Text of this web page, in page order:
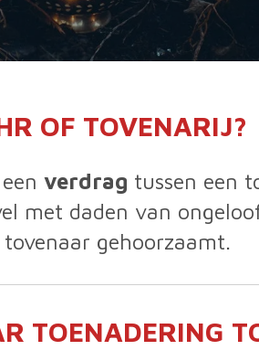
OF TOVENARIJ?
verdrag tussen een
met daden van
gehoorzaamt.
TOENADERING